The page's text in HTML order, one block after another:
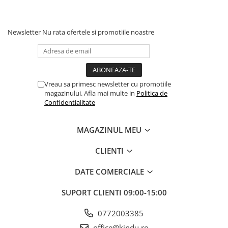
Newsletter Nu rata ofertele si promotiile noastre
Vreau sa primesc newsletter cu promotiile
magazinului. Afla mai multe in Politica de
Confidentialitate
MAGAZINUL MEU
CLIENTI
DATE COMERCIALE
SUPORT CLIENTI 09:00-15:00
0772003385